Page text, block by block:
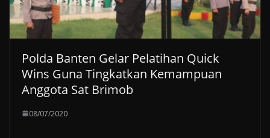
Polda Banten Gelar Pelatihan Quick
Wins Guna Tingkatkan Kemampuan
Anggota Sat Brimob
08/07/2020